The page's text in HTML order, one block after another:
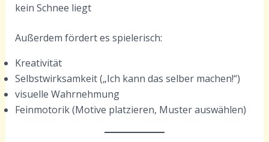
kein Schnee liegt
Außerdem fördert es spielerisch:
Kreativität
Selbstwirksamkeit („Ich kann das selber machen!“)
visuelle Wahrnehmung
Feinmotorik (Motive platzieren, Muster auswählen)